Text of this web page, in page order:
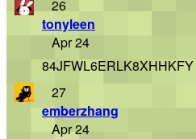
26
tonyleen
Apr 24
27
emberzhang
Apr 24